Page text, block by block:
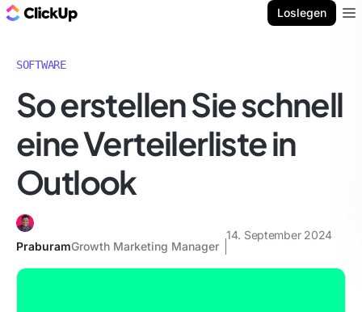
Loslegen
SOFTWARE
So erstellen Sie schnell
eine Verteilerliste in
Outlook
PraburamGrowth Marketing Manager
14. September 2024